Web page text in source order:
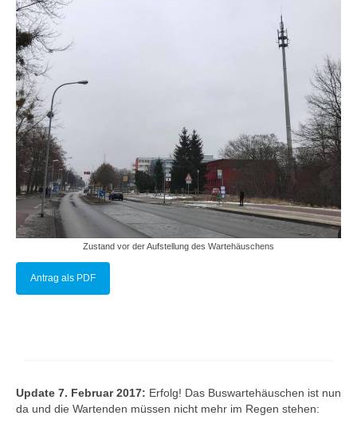
Zustand vor der Aufstellung des Wartehäuschens
Antrag als PDF
Update 7. Februar 2017: Erfolg! Das Buswartehäuschen ist nun
da und die Wartenden müssen nicht mehr im Regen stehen: